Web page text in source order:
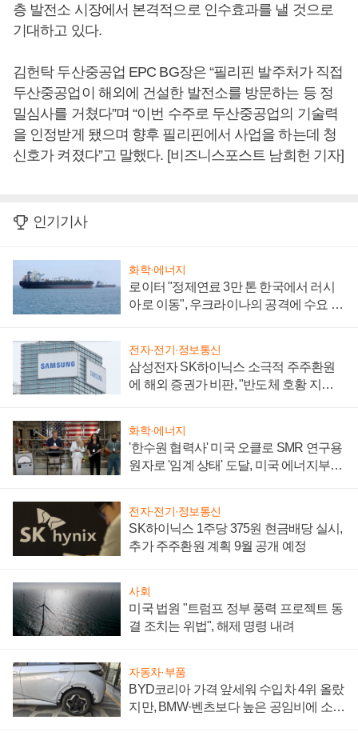
층 발전소 시장에서 본격적으로 인수효과를 낼 것으로
기대하고 있다.
김헌탁 두산중공업 EPC BG장은 “필리핀 발주처가 직접
두산중공업이 해외에 건설한 발전소를 방문하는 등 정
밀심사를 거쳤다”며 “이번 수주로 두산중공업의 기술력
을 인정받게 됐으며 향후 필리핀에서 사업을 하는데 청
신호가 켜졌다”고 말했다. [비즈니스포스트 남희헌 기자]
인기기사
화학·에너지
로이터 "정제연료 3만 톤 한국에서 러시
아로 이동", 우크라이나의 공격에 수요 늘
전자·전기·정보통신
삼성전자 SK하이닉스 소극적 주주환원
에 해외 증권가 비판, "반도체 호황 지속
화학·에너지
'한수원 협력사' 미국 오클로 SMR 연구용
원자로 '임계 상태' 도달, 미국 에너지부
전자·전기·정보통신
SK하이닉스 1주당 375원 현금배당 실시,
추가 주주환원 계획 9월 공개 예정
사회
미국 법원 "트럼프 정부 풍력 프로젝트 동
결 조치는 위법", 해제 명령 내려
자동차·부품
BYD코리아 가격 앞세워 수입차 4위 올랐
지만, BMW·벤츠보다 높은 공임비에 소비